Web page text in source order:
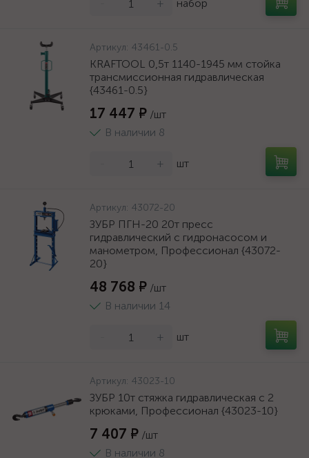
+ набор
Артикул: 43461-0.5
KRAFTOOL 0,5т 1140-1945 мм стойка
трансмиссионная гидравлическая
{43461-0.5}
17 447 ₽ /шт
В наличии 8
+ шт
Артикул: 43072-20
ЗУБР ПГН-20 20т пресс
гидравлический с гидронасосом и
манометром, Профессионал {43072-
20}
48 768 ₽ /шт
В наличии 14
+ шт
Артикул: 43023-10
ЗУБР 10т стяжка гидравлическая с 2
крюками, Профессионал {43023-10}
7 407 ₽ /шт
В наличии 8